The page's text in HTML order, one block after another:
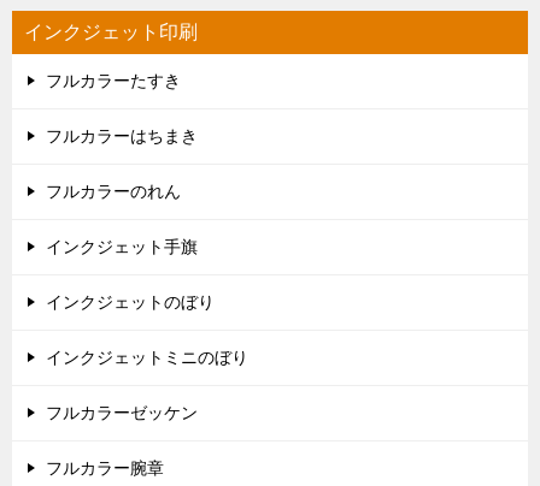
インクジェット印刷
フルカラーたすき
フルカラーはちまき
フルカラーのれん
インクジェット手旗
インクジェットのぼり
インクジェットミニのぼり
フルカラーゼッケン
フルカラー腕章